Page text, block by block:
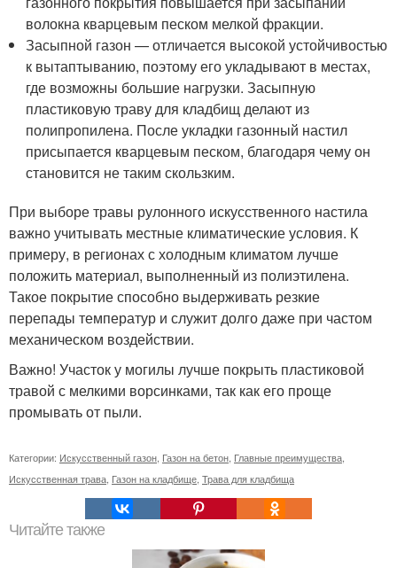
волокна кварцевым песком мелкой фракции.
Засыпной газон — отличается высокой устойчивостью
к вытаптыванию, поэтому его укладывают в местах,
где возможны большие нагрузки. Засыпную
пластиковую траву для кладбищ делают из
полипропилена. После укладки газонный настил
присыпается кварцевым песком, благодаря чему он
становится не таким скользким.
При выборе травы рулонного искусственного настила
важно учитывать местные климатические условия. К
примеру, в регионах с холодным климатом лучше
положить материал, выполненный из полиэтилена.
Такое покрытие способно выдерживать резкие
перепады температур и служит долго даже при частом
механическом воздействии.
Важно! Участок у могилы лучше покрыть пластиковой
травой с мелкими ворсинками, так как его проще
промывать от пыли.
Категории: Искусственный газон Газон на бетон Главные преимущества
Искусственная трава Газон на кладбище Трава для кладбища
Читайте также